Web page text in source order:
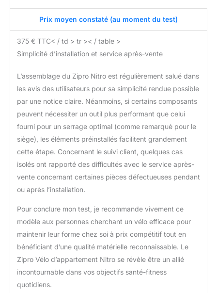
Prix moyen constaté (au moment du test)
375 € TTC< / td > tr >< / table >
Simplicité d’installation et service après-vente
L’assemblage du Zipro Nitro est régulièrement salué dans
les avis des utilisateurs pour sa simplicité rendue possible
par une notice claire. Néanmoins, si certains composants
peuvent nécessiter un outil plus performant que celui
fourni pour un serrage optimal (comme remarqué pour le
siège), les éléments préinstallés facilitent grandement
cette étape. Concernant le suivi client, quelques cas
isolés ont rapporté des difficultés avec le service après-
vente concernant certaines pièces défectueuses pendant
ou après l’installation.
Pour conclure mon test, je recommande vivement ce
modèle aux personnes cherchant un vélo efficace pour
maintenir leur forme chez soi à prix compétitif tout en
bénéficiant d’une qualité matérielle reconnaissable. Le
Zipro Vélo d’appartement Nitro se révèle être un allié
incontournable dans vos objectifs santé-fitness
quotidiens.